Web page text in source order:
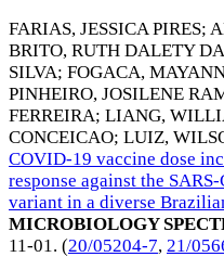
FARIAS, JESSICA PIRES;
BRITO, RUTH DALETY
SILVA; FOGACA,
PINHEIRO, JOSILENE
FERREIRA; LIANG,
CONCEICAO; LUIZ,
COVID-19 vaccine dose
response against the
variant in a diverse
MICROBIOLOGY
11-01 . (20/05204-7, 21/